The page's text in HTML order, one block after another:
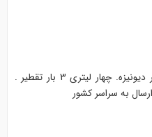
اب مقطر نابت . تولید کننده اب مقطر دیونیزه. چهار لیتری 3 بار تقطیر .